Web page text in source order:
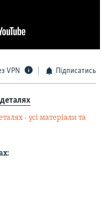
VPN Підписатись
- усі матеріали та